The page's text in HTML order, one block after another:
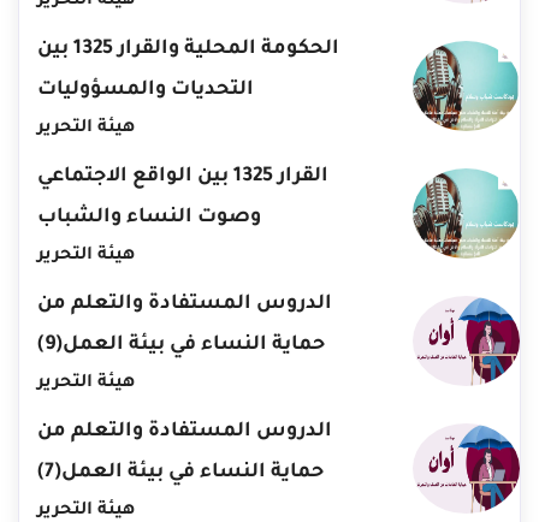
الحكومة المحلية والقرار 1325 بين
التحديات والمسؤوليات
هيئة التحرير
القرار 1325 بين الواقع الاجتماعي
وصوت النساء والشباب
هيئة التحرير
الدروس المستفادة والتعلم من
حماية النساء في بيئة العمل(9)
هيئة التحرير
الدروس المستفادة والتعلم من
حماية النساء في بيئة العمل(7)
هيئة التحرير